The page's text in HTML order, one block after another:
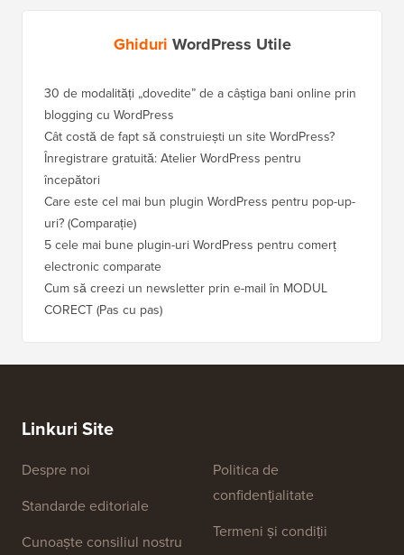
Ghiduri WordPress Utile
30 de modalități „dovedite” de a câștiga bani online prin
blogging cu WordPress
Cât costă de fapt să construiești un site WordPress?
Înregistrare gratuită: Atelier WordPress pentru
începători
Care este cel mai bun plugin WordPress pentru pop-up-
uri? (Comparație)
5 cele mai bune plugin-uri WordPress pentru comerț
electronic comparate
Cum să creezi un newsletter prin e-mail în MODUL
CORECT (Pas cu pas)
Linkuri Site
Despre noi
Standarde editoriale
Cunoaște consiliul nostru
Politica de
confidențialitate
Termeni și condiții